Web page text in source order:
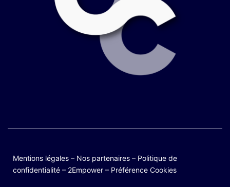
Mentions légales – Nos partenaires – Politique de
confidentialité – 2Empower – Préférence Cookies